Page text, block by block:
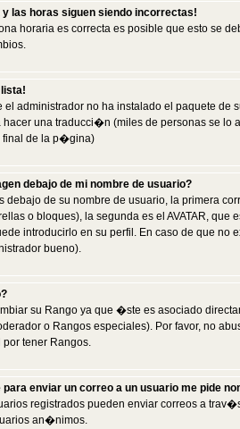
las horas siguen siendo incorrectas!
horaria es correcta es posible que esto se
administrador no ha instalado el paquete
una traducci�n (miles de personas se
final de la p�gina)
debajo de mi nombre de usuario?
debajo de su nombre de usuario, la primera
o bloques), la segunda es el AVATAR,
introducirlo en su perfil. En caso de que
bueno).
su Rango ya que �ste es asociado
o Rangos especiales). Por favor, no
tener Rangos.
para enviar un correo a un usuario me pide
registrados pueden enviar correos a
an�nimos.